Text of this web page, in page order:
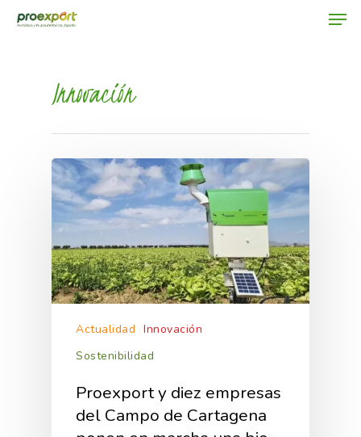
Hit enter to search or ESC to close
Innovación
Actualidad Innovación
Sostenibilidad
Proexport y diez empresas
del Campo de Cartagena